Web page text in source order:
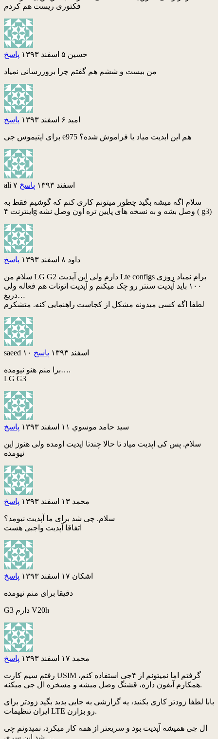
فکتوری ریست هم کردم
حسین ۵ اسفند ۱۳۹۳ پاسخ
من بیست و ششم هم گفتم چرا بروزرسانی نمیاد
امید ۶ اسفند ۱۳۹۳ پاسخ
برای اپتیموس جی e975 هم این ابدیت میاد یا فراموش شده؟
ali ۷ اسفند ۱۳۹۳ پاسخ
سلام اگه میشه بگید چطور میتونم کاری کنم که گوشیم فقط به
اینترنت ۴g وصل بشه و به نسخه های پایین تره اون وصل نشه ( g3)
داود ۸ اسفند ۱۳۹۳ پاسخ
سلام من LG G2 دارم ولی این آپدیت Lte configs برام نمیاد روزی
۱۰۰ باید آپدیت سنتر رو چک میکنم و آپدیت اتونات هم فعاله ولی
دریغ…
لطفا اگه کسی میدونه مشکل از کجاست راهنمایی کنه. متشکرم
saeed ۱۰ اسفند ۱۳۹۳ پاسخ
برا منم هنو نیومده….
LG G3
سيد حامد موسوي ۱۱ اسفند ۱۳۹۳ پاسخ
سلام. پس کی اپدیت میاد تا حالا چندتا اپدیت اومده ولی هنوز این
نیومده
محمد ۱۳ اسفند ۱۳۹۳ پاسخ
سلام. چی شد برای ما آپدیت نیومد؟
اتفاقا آپدیت واجبی هست
اشکان ۱۷ اسفند ۱۳۹۳ پاسخ
دقیقا برای منم نیومده
G3 دارم V20h
محمد ۱۷ اسفند ۱۳۹۳ پاسخ
رفتم سیم کارت USIM گرفتم اما نمیتونم از ۴جی استفاده کنم،
همکارم آیفون داره، قشنگ وصل میشه و مسخره ال جی میکنه.
بابا لطفا زودتر کاری بکنید، یه گزارشی به جایی بدید بگید زودتر برای
ایران تنظیمات LTE رو بزارن.
ال جی همیشه آپدیت بود و سریعتر از همه کار میکرد، نمیدونم چی